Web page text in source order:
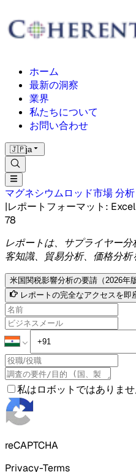
ホーム
最新の洞察
業界
私たちについて
お問い合わせ
🇯🇵ja
マグネシウムロッド市場分析
|レポートフォーマット :
78
レポートは、サプライヤー
客知識、貿易分析、価格分析
米国関税影響分析の要請（2026年版
レポートの完全なアクセスを即
私はロボットではありませ
reCAPTCHA
Privacy-Terms